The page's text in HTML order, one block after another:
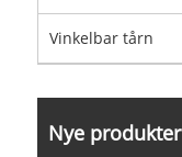
Vinkelbar tårn
Nye produkter